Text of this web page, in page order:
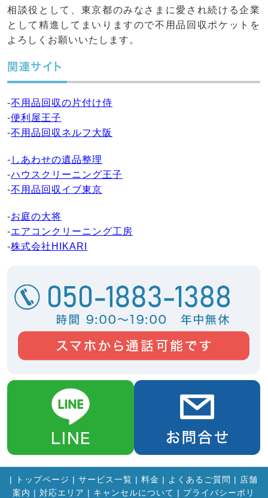
相談役として、東京都のみなさまに愛され続ける企業
として精進してまいりますので不用品回収ポケットを
よろしくお願いいたします。
関連サイト
-不用品回収の片付け侍
-便利屋王子
-不用品回収ネルフ大阪
- しあわせの遺品整理
-ハウスクリーニング王子
-不用品回収イブ東京
-お庭の大将
-エアコンクリーニング工房
-株式会社HIKARI
| トップページ | サービス一覧 | 料金 | よくあるご質問 | 店舗
案内 | 対応エリア | キャンセルについて | プライバシーポリ